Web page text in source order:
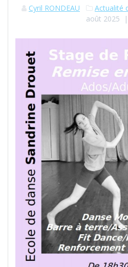
Cyril RONDEAU Actualité
août 2025 |